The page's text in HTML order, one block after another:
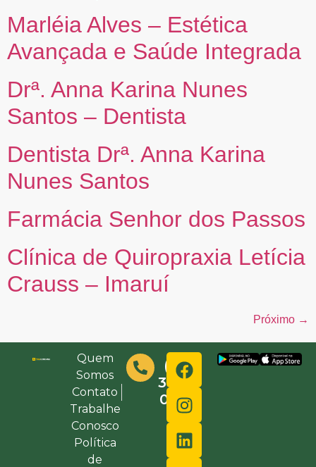
Marléia Alves – Estética
Avançada e Saúde Integrada
Drª. Anna Karina Nunes
Santos – Dentista
Dentista Drª. Anna Karina
Nunes Santos
Farmácia Senhor dos Passos
Clínica de Quiropraxia Letícia
Crauss – Imaruí
Próximo →
Quem
Somos
Contato
Trabalhe
Conosco
Política
de
(48)
3632-
0000